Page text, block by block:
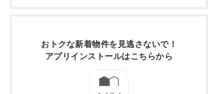
おトクな新着物件を 見逃さないで！
アプリインストールはこちらから